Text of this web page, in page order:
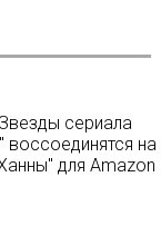
Звезды сериала
воссоединятся на
для Amazon